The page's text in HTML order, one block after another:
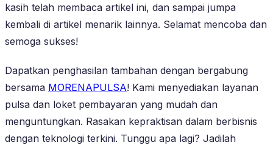
kasih telah membaca artikel ini, dan sampai jumpa
kembali di artikel menarik lainnya. Selamat mencoba dan
semoga sukses!
Dapatkan penghasilan tambahan dengan bergabung
bersama MORENAPULSA! Kami menyediakan layanan
pulsa dan loket pembayaran yang mudah dan
menguntungkan. Rasakan kepraktisan dalam berbisnis
dengan teknologi terkini. Tunggu apa lagi? Jadilah